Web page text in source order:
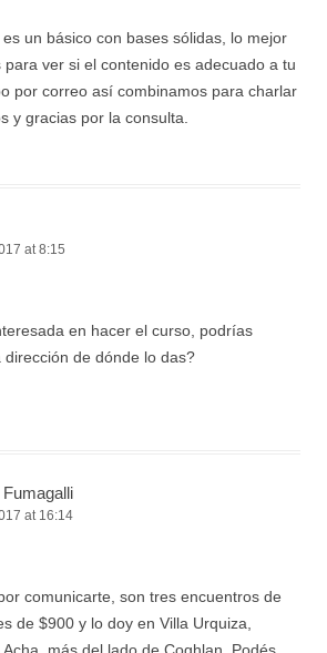
un básico con bases sólidas, lo mejor
ver si el contenido es adecuado a tu
por correo así combinamos para charlar
y gracias por la consulta.
at 8:15
en hacer el curso, podrías
de dónde lo das?
at 16:14
comunicarte, son tres encuentros de
de $900 y lo doy en Villa Urquiza,